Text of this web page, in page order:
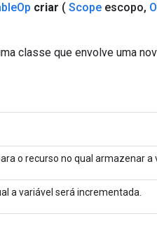
Op criar ( Scope escopo,
classe que envolve uma
o recurso no qual armazenar a
a variável será incrementada.